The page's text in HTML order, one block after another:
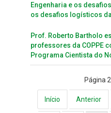
Engenharia e os
os desafios logísticos
Prof. Roberto Bartholo
professores da COPPE
Programa Cientista do
Página
Início Anterior